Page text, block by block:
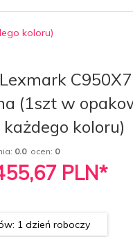
koloru)
(1szt w
koloru)
0.0ocen: 0
PLN*
1 dzień roboczy